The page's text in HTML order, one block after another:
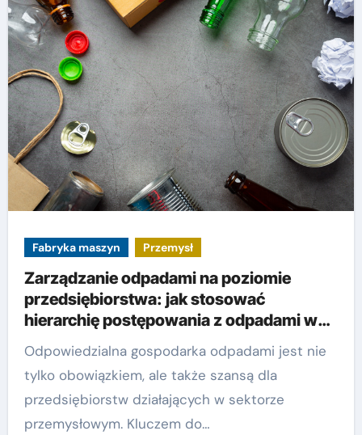
Fabryka maszyn Przemysł
Zarządzanie odpadami na poziomie
przedsiębiorstwa: jak stosować
hierarchię postępowania z odpadami w
praktyce
Odpowiedzialna gospodarka odpadami jest nie
tylko obowiązkiem, ale także szansą dla
przedsiębiorstw działających w sektorze
przemysłowym. Kluczem do…